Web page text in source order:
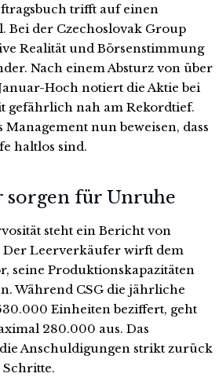
trifft auf einen
Bei der Czechoslovak Group
Realität und Börsenstimmung
Nach einem Absturz von über
Hoch notiert die Aktie bei
gefährlich nah am Rekordtief.
Management nun beweisen, dass
haltlos sind.
sorgen für Unruhe
steht ein Bericht von
Leerverkäufer wirft dem
seine Produktionskapazitäten
Während CSG die jährliche
Einheiten beziffert, geht
280.000 aus. Das
Anschuldigungen strikt zurück